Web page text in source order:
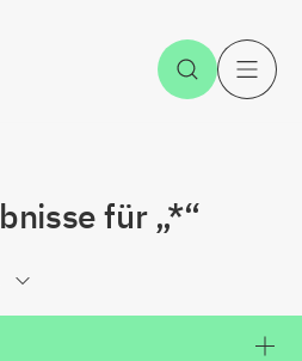
Suche
für „*“